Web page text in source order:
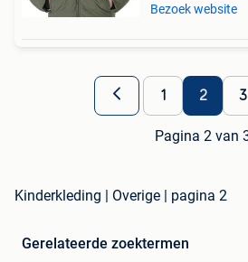
Bezoek website
1 2 3
Pagina 2 van
Kinderkleding | Overige | pagina 2
Gerelateerde zoektermen